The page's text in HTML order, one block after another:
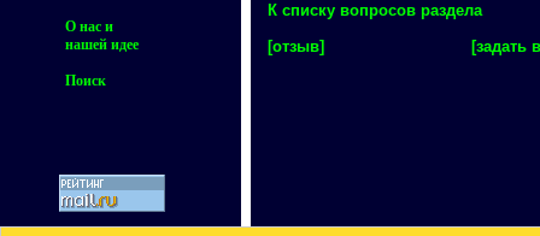
О нас и
нашей идее
Поиск
К списку вопросов раздела
[отзыв]
[задать